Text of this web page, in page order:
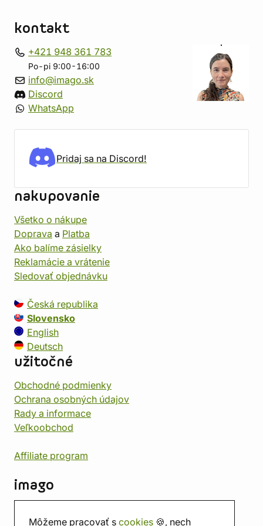
Môžeme pracovať s cookies 🍪, nech
kontakt
+421 948 361 783
Po-pi 9:00-16:00
info@imago.sk
Discord
WhatsApp
Pridaj sa na Discord!
nakupovanie
Všetko o nákupe
Doprava a Platba
Ako balíme zásielky
Reklamácie a vrátenie
Sledovať objednávku
Česká republika
Slovensko
English
Deutsch
užitočné
Obchodné podmienky
Ochrana osobných údajov
Rady a informace
Veľkoobchod
Affiliate program
imago
Predajňa